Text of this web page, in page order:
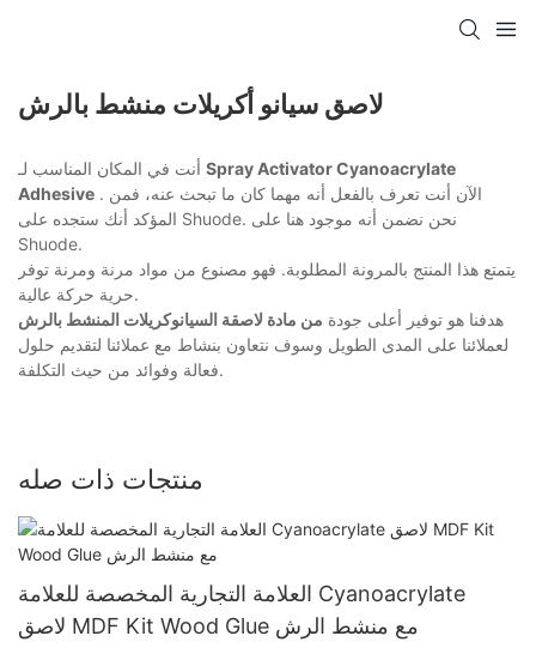
لاصق سيانو أكريلات منشط بالرش
Spray Activator Cyanoacrylate
Adhesive . الآن أنت تعرف بالفعل أنه مهما كان ما تبحث عنه، فمن
المؤكد أنك ستجده على Shuode. نحن نضمن أنه موجود هنا على
Shuode.
يتمتع هذا المنتج بالمرونة المطلوبة. فهو مصنوع من مواد مرنة ومرنة توفر
حرية حركة عالية.
هدفنا هو توفير أعلى جودة من مادة لاصقة السيانوكريلات المنشط بالرش
لعملائنا على المدى الطويل وسوف نتعاون بنشاط مع عملائنا لتقديم حلول
فعالة وفوائد من حيث التكلفة.
منتجات ذات صله
العلامة التجارية المخصصة للعلامة Cyanoacrylate
لاصق MDF Kit Wood Glue مع منشط الرش